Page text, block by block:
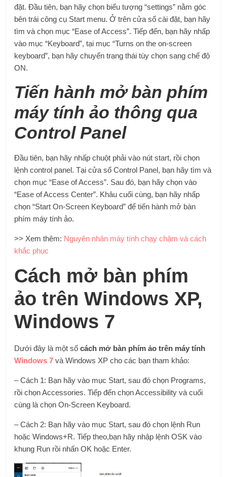
đặt. Đầu tiên, bạn hãy chọn biểu tượng “settings” nằm góc
bên trái công cụ Start menu. Ở trên cửa sổ cài đặt, bạn hãy
tìm và chọn mục “Ease of Access”. Tiếp đến, bạn hãy nhấp
vào mục “Keyboard”, tại mục “Turns on the on-screen
keyboard”, bạn hãy chuyển trạng thái tùy chọn sang chế độ
ON.
Tiến hành mở bàn phím
máy tính ảo thông qua
Control Panel
Đầu tiên, bạn hãy nhấp chuột phải vào nút start, rồi chọn
lệnh control panel. Tại cửa sổ Control Panel, bạn hãy tìm và
chọn mục “Ease of Access”. Sau đó, bạn hãy chọn vào
“Ease of Access Center”. Khâu cuối cùng, bạn hãy nhấp
chọn “Start On-Screen Keyboard” để tiến hành mở bàn
phím máy tính ảo.
>> Xem thêm: Nguyên nhân máy tính chạy chậm và cách
khắc phục
Cách mở bàn phím
ảo trên Windows XP,
Windows 7
Dưới đây là một sốcách mở bàn phím ảo trên máy tính
Windows 7 và Windows XP cho các bạn tham khảo:
– Cách 1: Bạn hãy vào mục Start, sau đó chọn Programs,
rồi chọn Accessories. Tiếp đến chọn Accessibility và cuối
cùng là chọn On-Screen Keyboard.
– Cách 2: Bạn hãy vào mục Start, sau đó chọn lệnh Run
hoặc Windows+R. Tiếp theo,bạn hãy nhập lệnh OSK vào
khung Run rồi nhấn OK hoặc Enter.